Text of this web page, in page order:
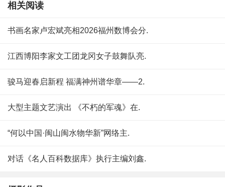
相关阅读
书画名家卢宏斌亮相2026福州数博会分.
江西博阳李家文工团龙冈女子鼓舞队亮.
骏马迎春启新程 福满神州谱华章——2.
大型主题文艺演出 《不朽的军魂》在.
“何以中国·闽山闽水物华新”网络主.
对话《名人百科数据库》执行主编刘鑫.